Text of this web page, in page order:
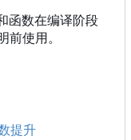
函数在编译阶段
前使用。
提升